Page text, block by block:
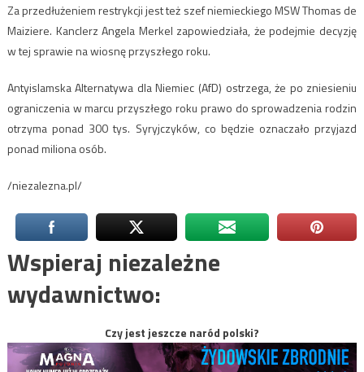
Za przedłużeniem restrykcji jest też szef niemieckiego MSW Thomas de
Maiziere. Kanclerz Angela Merkel zapowiedziała, że podejmie decyzję
w tej sprawie na wiosnę przyszłego roku.
Antyislamska Alternatywa dla Niemiec (AfD) ostrzega, że po zniesieniu
ograniczenia w marcu przyszłego roku prawo do sprowadzenia rodzin
otrzyma ponad 300 tys. Syryjczyków, co będzie oznaczało przyjazd
ponad miliona osób.
/niezalezna.pl/
Wspieraj niezależne
wydawnictwo:
Czy jest jeszcze naród polski?